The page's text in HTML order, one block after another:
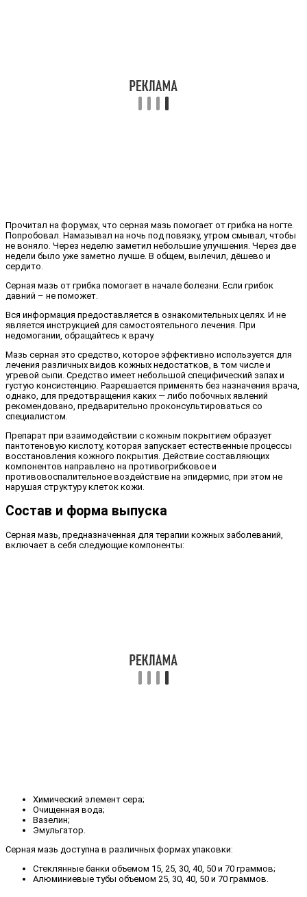
Прочитал на форумах, что серная мазь помогает от грибка на ногте.
Попробовал. Намазывал на ночь под повязку, утром смывал, чтобы
не воняло. Через неделю заметил небольшие улучшения. Через две
недели было уже заметно лучше. В общем, вылечил, дёшево и
сердито.
Серная мазь от грибка помогает в начале болезни. Если грибок
давний – не поможет.
Вся информация предоставляется в ознакомительных целях. И не
является инструкцией для самостоятельного лечения. При
недомогании, обращайтесь к врачу.
Мазь серная это средство, которое эффективно используется для
лечения различных видов кожных недостатков, в том числе и
угревой сыпи. Средство имеет небольшой специфический запах и
густую консистенцию. Разрешается применять без назначения врача,
однако, для предотвращения каких — либо побочных явлений
рекомендовано, предварительно проконсультироваться со
специалистом.
Препарат при взаимодействии с кожным покрытием образует
пантотеновую кислоту, которая запускает естественные процессы
восстановления кожного покрытия. Действие составляющих
компонентов направлено на противогрибковое и
противовоспалительное воздействие на эпидермис, при этом не
нарушая структуру клеток кожи.
Состав и форма выпуска
Серная мазь, предназначенная для терапии кожных заболеваний,
включает в себя следующие компоненты:
Химический элемент сера;
Очищенная вода;
Вазелин;
Эмульгатор.
Серная мазь доступна в различных формах упаковки:
Стеклянные банки объемом 15, 25, 30, 40, 50 и 70 граммов;
Алюминиевые тубы объемом 25, 30, 40, 50 и 70 граммов.